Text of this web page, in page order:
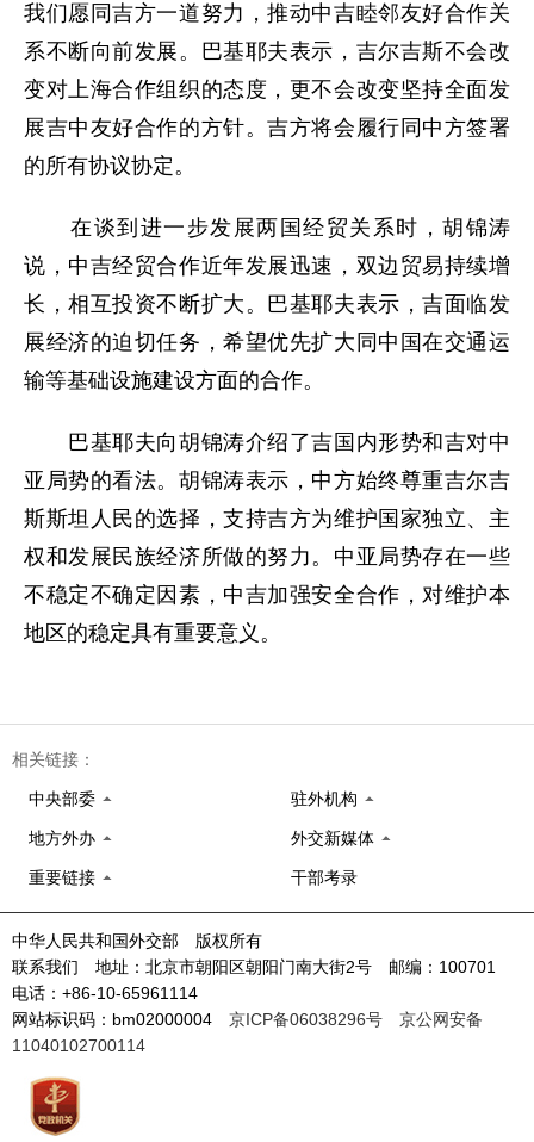
我们愿同吉方一道努力，推动中吉睦邻友好合作关
系不断向前发展。巴基耶夫表示，吉尔吉斯不会改
变对上海合作组织的态度，更不会改变坚持全面发
展吉中友好合作的方针。吉方将会履行同中方签署
的所有协议协定。
在谈到进一步发展两国经贸关系时，胡锦涛
说，中吉经贸合作近年发展迅速，双边贸易持续增
长，相互投资不断扩大。巴基耶夫表示，吉面临发
展经济的迫切任务，希望优先扩大同中国在交通运
输等基础设施建设方面的合作。
巴基耶夫向胡锦涛介绍了吉国内形势和吉对中
亚局势的看法。胡锦涛表示，中方始终尊重吉尔吉
斯斯坦人民的选择，支持吉方为维护国家独立、主
权和发展民族经济所做的努力。中亚局势存在一些
不稳定不确定因素，中吉加强安全合作，对维护本
地区的稳定具有重要意义。
相关链接：
中央部委 驻外机构
地方外办 外交新媒体
重要链接 干部考录
中华人民共和国外交部 版权所有
联系我们 地址：北京市朝阳区朝阳门南大街2号 邮编：100701
电话：+86-10-65961114
网站标识码：bm02000004 京ICP备06038296号
京公网安备
11040102700114